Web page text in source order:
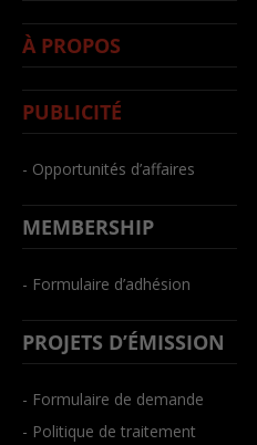
À PROPOS
PUBLICITÉ
- Opportunités d’affaires
MEMBERSHIP
- Formulaire d’adhésion
PROJETS D’ÉMISSION
- Formulaire de demande
- Politique de traitement